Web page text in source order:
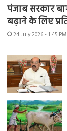
पंजाब सरकार
बढ़ाने के लिए
24 July 2026 - 1:45 PM